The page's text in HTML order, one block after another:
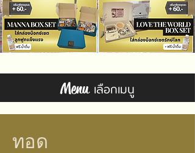
Menuเลือกเมนู
ทอด